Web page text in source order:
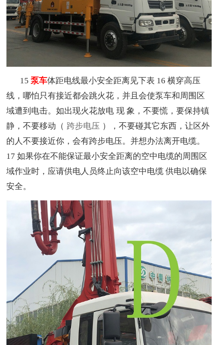
15泵车体距电线最小安全距离见下表 16 横穿高压
线，哪怕只有接近都会跳火花，并且会使泵车和周围区
域遭到电击。如出现火花放电 现 象，不要慌，要保持镇
静，不要移动（ 跨步电压 ），不要碰其它东西，让区外
的人不要接近你，会有跨步电压。并想办法离开电缆。
17 如果你在不能保证最小安全距离的空中电缆的周围区
域作业时，应请供电人员终止向该空中电缆 供电以确保
安全。